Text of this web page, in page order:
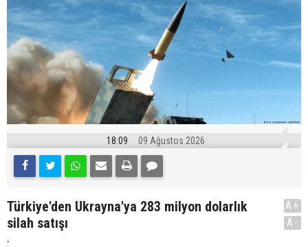
18:09 09 Ağustos 2026
Türkiye'den Ukrayna'ya 283 milyon dolarlık
silah satışı
.
A+
A-